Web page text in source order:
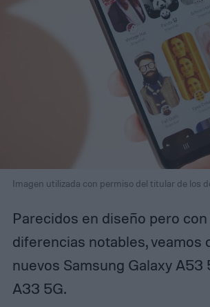
Imagen utilizada con permiso del titular de los
Parecidos en diseño pero
diferencias notables, veamos
nuevos Samsung Galaxy A53
A33 5G.